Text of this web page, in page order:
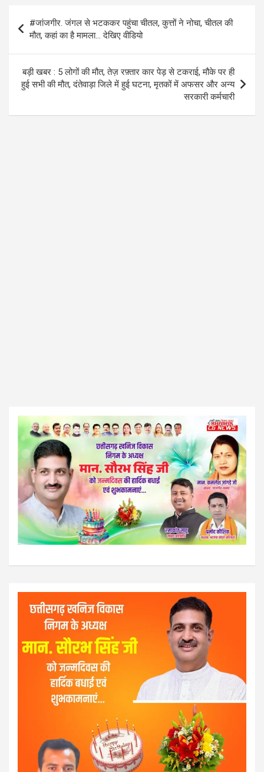
o
o
k
A
p
p
a
m
navigation
#जांजगीर. जंगल से भटककर पहुंचा चीतल, कुत्तों ने नोचा, चीतल की
मौत, कहां का है मामला… देखिए वीडियो
बड़ी खबर : 5 लोगों की मौत, तेज़ रफ़्तार कार पेड़ से टकराई, मौके पर ही
हुई सभी की मौत, दंतेवाड़ा जिले में हुई घटना, मृतकों में अफसर और अन्य
सरकारी कर्मचारी